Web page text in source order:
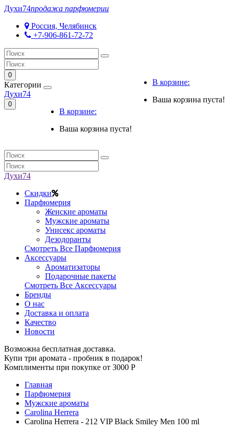
Духи74продажа парфюмерии
Россия, Челябинск
+7-906-861-72-72
0
В корзине:
Ваша корзина пуста!
Категории
Духи74
0
В корзине:
Ваша корзина пуста!
Духи74
Скидки
Парфюмерия
Женские ароматы
Мужские ароматы
Унисекс ароматы
Дезодоранты
Смотреть Все Парфюмерия
Аксессуары
Ароматизаторы
Подарочные пакеты
Смотреть Все Аксессуары
Бренды
О нас
Доставка и оплата
Качество
Новости
Возможна бесплатная доставка.
Купи три аромата - пробник в подарок!
Комплименты при покупке от 3000 Р
Главная
Парфюмерия
Мужские ароматы
Carolina Herrera
Carolina Herrera - 212 VIP Black Smiley Men 100 ml